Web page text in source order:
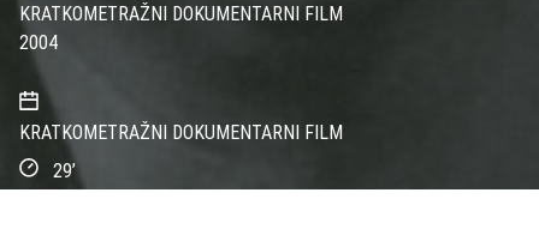
KRATKOMETRAŽNI DOKUMENTARNI FILM
2004
KRATKOMETRAŽNI DOKUMENTARNI FILM
29’